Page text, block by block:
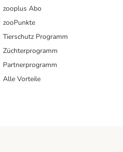
zooplus Abo
zooPunkte
Tierschutz Programm
Züchterprogramm
Partnerprogramm
Alle Vorteile